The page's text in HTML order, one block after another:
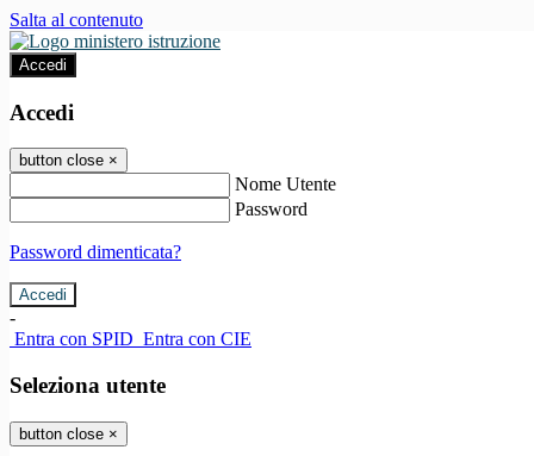
Salta al contenuto
Accedi
Accedi
button close ×
Nome Utente
Password
Password dimenticata?
-
Entra con SPID Entra con CIE
Seleziona utente
button close ×